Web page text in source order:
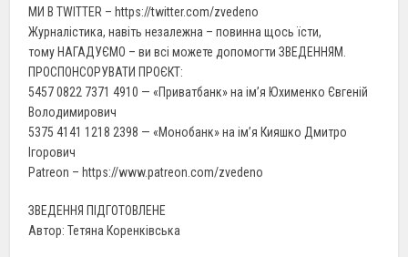
МИ В TWITTER – https://twitter.com/zvedeno
Журналістика, навіть незалежна – повинна щось їсти,
тому НАГАДУЄМО – ви всі можете допомогти ЗВЕДЕННЯМ.
ПРОСПОНСОРУВАТИ ПРОЄКТ:
5457 0822 7371 4910 — «Приватбанк» на ім’я Юхименко Євгеній
Володимирович
5375 4141 1218 2398 — «Монобанк» на ім’я Кияшко Дмитро
Ігорович
Patreon – https://www.patreon.com/zvedeno
ЗВЕДЕННЯ ПІДГОТОВЛЕНЕ
Автор: Тетяна Коренківська